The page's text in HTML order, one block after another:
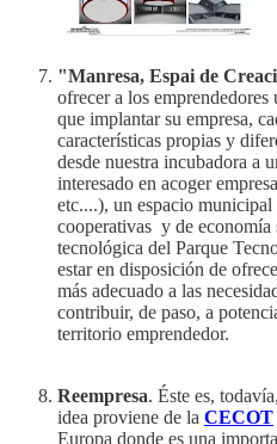
"Manresa, Espai de
ofrecer a los emprendedores
que implantar su empresa,
características propias y
desde nuestra incubadora a
interesado en acoger
etc....), un espacio municipal
cooperativas y de
tecnológica del Parque
estar en disposición de
más adecuado a las
contribuir, de paso, a
territorio emprendedor.
Reempresa. Éste es,
idea proviene de la CECOT
Europa donde es una